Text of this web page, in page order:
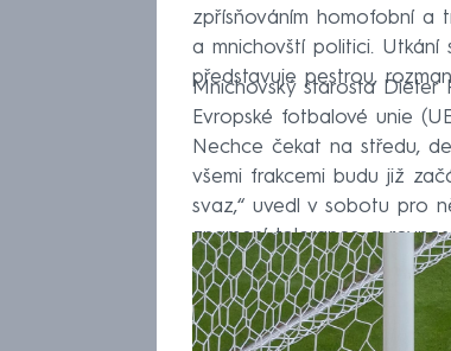
zpřísňováním homofobní a
a mnichovští politici. Utkání
představuje pestrou,
Mnichovský starosta
Evropské fotbalové unie
Nechce čekat na středu,
všemi frakcemi budu již
svaz,“ uvedl v sobotu pro
znamení tolerance a